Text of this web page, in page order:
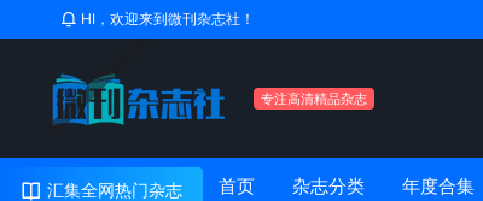
HI，欢迎来到微刊杂志社！
专注高清精品杂志
汇集全网热门杂志 首页 杂志分类 年度合集